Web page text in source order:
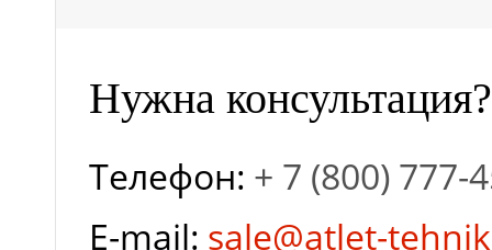
(мм/с)
Скорость снижения
платформы с грузом
Нужна консультация?
Телефон: + 7 (800) 777-
E-mail: sale@atlet-